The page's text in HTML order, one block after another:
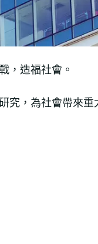
，造福社會。
究，為社會帶來重